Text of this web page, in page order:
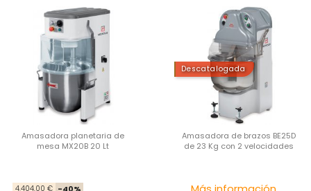
Amasadora planetaria de
mesa MX20B 20 Lt
4.404,00 € -40%
Descatalogada
Amasadora de brazos BE25D
de 23 Kg con 2 velocidades